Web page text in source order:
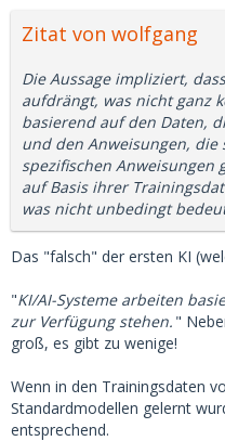
Zitat von wolfgang
Die Aussage impliziert,
aufdrängt, was nicht ganz
basierend auf den Daten,
und den Anweisungen, die
spezifischen Anweisungen
auf Basis ihrer
was nicht unbedingt
Das "falsch" der ersten KI
"KI/AI-Systeme arbeiten
zur Verfügung stehen. "
groß, es gibt zu wenige!
Wenn in den Trainingsdaten
Standardmodellen gelernt
entsprechend.